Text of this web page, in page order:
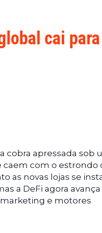
XRP
(XRP)
cai para
cobra apressada sob
caem com o estrondo
as novas lojas se
a DeFi agora
e motores